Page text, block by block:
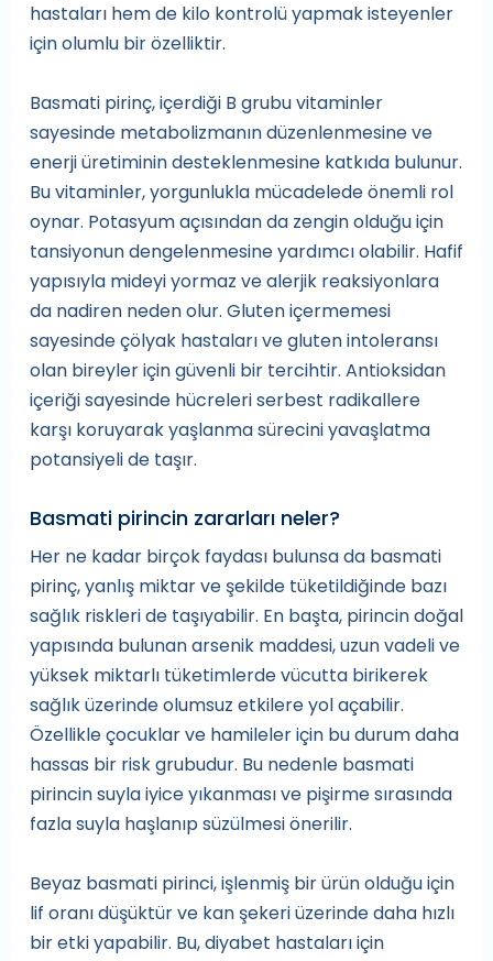
hastaları hem de kilo kontrolü yapmak isteyenler
için olumlu bir özelliktir.
Basmati pirinç, içerdiği B grubu vitaminler
sayesinde metabolizmanın düzenlenmesine ve
enerji üretiminin desteklenmesine katkıda bulunur.
Bu vitaminler, yorgunlukla mücadelede önemli rol
oynar. Potasyum açısından da zengin olduğu için
tansiyonun dengelenmesine yardımcı olabilir. Hafif
yapısıyla mideyi yormaz ve alerjik reaksiyonlara
da nadiren neden olur. Gluten içermemesi
sayesinde çölyak hastaları ve gluten intoleransı
olan bireyler için güvenli bir tercihtir. Antioksidan
içeriği sayesinde hücreleri serbest radikallere
karşı koruyarak yaşlanma sürecini yavaşlatma
potansiyeli de taşır.
Basmati pirincin zararları neler?
Her ne kadar birçok faydası bulunsa da basmati
pirinç, yanlış miktar ve şekilde tüketildiğinde bazı
sağlık riskleri de taşıyabilir. En başta, pirincin doğal
yapısında bulunan arsenik maddesi, uzun vadeli ve
yüksek miktarlı tüketimlerde vücutta birikerek
sağlık üzerinde olumsuz etkilere yol açabilir.
Özellikle çocuklar ve hamileler için bu durum daha
hassas bir risk grubudur. Bu nedenle basmati
pirincin suyla iyice yıkanması ve pişirme sırasında
fazla suyla haşlanıp süzülmesi önerilir.
Beyaz basmati pirinci, işlenmiş bir ürün olduğu için
lif oranı düşüktür ve kan şekeri üzerinde daha hızlı
bir etki yapabilir. Bu, diyabet hastaları için